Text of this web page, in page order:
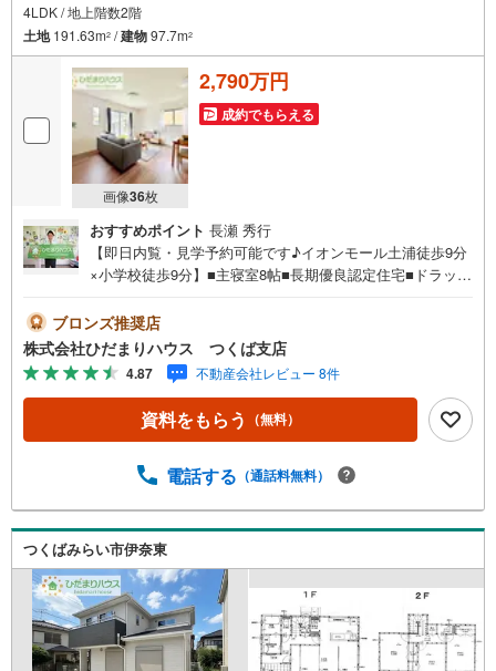
4LDK / 地上階数2階
土地191.63m2 /建物97.7m2
画像36枚
2,790万円
成約でもらえる
おすすめポイント 長瀬 秀行
【即日内覧・見学予約可能です♪イオンモール土浦徒歩9分
×小学校徒歩9分】■主寝室8帖■長期優良認定住宅■ドラック
間取り未公開写真はひだまりハウスHPにて公開中♪■イオ
ンモールまで徒歩9分！休日には映画鑑賞など家族との時間
が増えそうですね！■閑静な住宅地で叶える静かな暮らし
（＾＾）/■駐車場の入口付近も広々としており、余裕のあ
る造りです！ひだまりハウスについて・・。引渡し件数3.8
00件以上 信頼される理由◆宅地建物取引士 ◆ファイナ
メーカーで注文住宅の経験多くの資格を保有するスタッフ
ス』お客様が不安に思う事、疑問に思う事何でもお話し頂
き、頼りにして下さい。ひだまりのような温かいお家を、
一緒にお探ししませんか？土浦市下高津3丁目 新築戸建
土浦駅（徒歩26分） 下高津小学校（徒歩9分） 土浦第四
中学校（徒歩21分）
ブロンズ推奨店
株式会社ひだまりハウス つくば支店
4.87 不動産会社レビュー 8件
資料をもらう （無料）
電話する （通話料無料）
つくばみらい市伊奈東